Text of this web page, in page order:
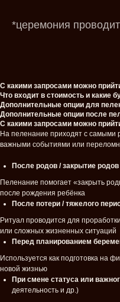
*церемония
С какими запросами можно
Что входит в стоимость и какие
Дополнительные опции для
Дополнительные опции после
С какими запросами можно
На пеленание приходят с самыми
важными событиями или
После родов / закрытие
Пеленание помогает «закрыть
после рождения ребёнка
После потери / тяжелого
Ритуал проводится для
или сложных жизненных ситуаций
Перед планированием
Используется как подготовка на
новой жизнью
При смене статуса или
деятельность и др.)